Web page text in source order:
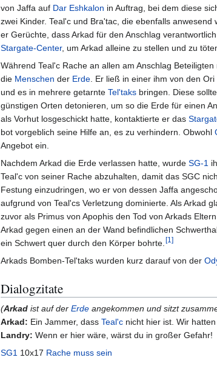
s
p
r
i
n
g
g
e
n
von Jaffa auf Dar Eshkalon in Auftrag, bei dem diese
zwei Kinder. Teal'c und Bra'tac, die ebenfalls
er Gerüchte, dass Arkad für den Anschlag
Stargate-Center, um Arkad alleine zu stellen und zu
Während Teal'c Rache an allen am Anschlag
die Menschen der Erde . Er ließ in einer ihm von den
und es in mehrere getarnte Tel'taks bringen. Diese
günstigen Orten detonieren, um so die Erde für einen
als Vorhut losgeschickt hatte, kontaktierte er das
bot vorgeblich seine Hilfe an, es zu verhindern. Obwohl
Angebot ein.
Nachdem Arkad die Erde verlassen hatte, wurde SG-1
Teal'c von seiner Rache abzuhalten, damit das SGC
Festung einzudringen, wo er von dessen Jaffa
aufgrund von Teal'cs Verletzung dominierte. Als Arkad
zuvor als Primus von Apophis den Tod von Arkads
Arkad gegen einen an der Wand befindlichen
ein Schwert quer durch den Körper bohrte. [1 ]
Arkads Bomben-Tel'taks wurden kurz darauf von der
Dialogzitate
(Arkad ist auf der Erde angekommen und sitzt
Arkad: Ein Jammer, dass Teal'c nicht hier ist. Wir
Landry: Wenn er hier wäre, wärst du in großer Gefahr!
SG1 10x17 Rache muss sein